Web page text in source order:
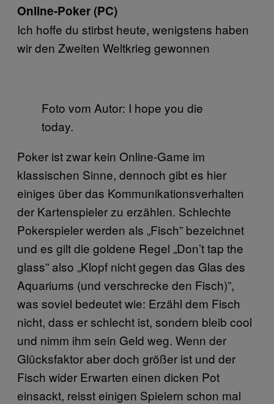
Online-Poker (PC)
Ich hoffe du stirbst heute, wenigstens haben
wir den Zweiten Weltkrieg gewonnen
Foto vom Autor: I hope you die
today.
Poker ist zwar kein Online-Game im
klassischen Sinne, dennoch gibt es hier
einiges über das Kommunikationsverhalten
der Kartenspieler zu erzählen. Schlechte
Pokerspieler werden als „Fisch” bezeichnet
und es gilt die goldene Regel „Don’t tap the
glass” also „Klopf nicht gegen das Glas des
Aquariums (und verschrecke den Fisch)”,
was soviel bedeutet wie: Erzähl dem Fisch
nicht, dass er schlecht ist, sondern bleib cool
und nimm ihm sein Geld weg. Wenn der
Glücksfaktor aber doch größer ist und der
Fisch wider Erwarten einen dicken Pot
einsackt, reisst einigen Spielern schon mal